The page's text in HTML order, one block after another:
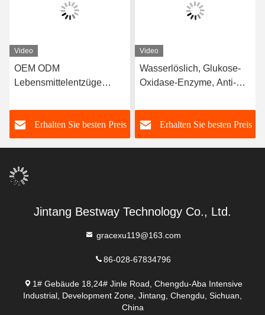
Video
OEM ODM
Lebensmittelentzüge
Improviser
Lockerungsmittel
Erhalten Sie besten Preis
Video
Wasserlöslich, Glukose-
Oxidase-Enzyme, Anti-
Erhalten Sie besten Preis
Jintang Bestway Technology Co., Ltd.
gracexu119@163.com
86-028-67834796
1# Gebäude 18,24# Jinle Road, Chengdu-Aba Intensive
Industrial, Development Zone, Jintang, Chengdu, Sichuan,
China